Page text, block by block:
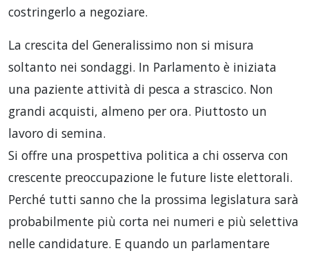
costringerlo a negoziare.
La crescita del Generalissimo non si misura
soltanto nei sondaggi. In Parlamento è iniziata
una paziente attività di pesca a strascico. Non
grandi acquisti, almeno per ora. Piuttosto un
lavoro di semina.
Si offre una prospettiva politica a chi osserva con
crescente preoccupazione le future liste elettorali.
Perché tutti sanno che la prossima legislatura sarà
probabilmente più corta nei numeri e più selettiva
nelle candidature. E quando un parlamentare